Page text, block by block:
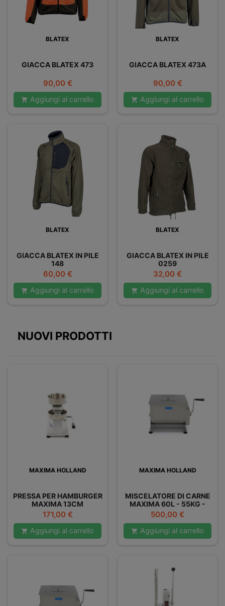
BLATEX
GIACCA BLATEX 473
Prezzo
90,00 €
 Aggiungi al carrello
BLATEX
GIACCA BLATEX 473A
Prezzo
90,00 €
 Aggiungi al carrello
BLATEX
GIACCA BLATEX IN PILE
148
Prezzo
60,00 €
 Aggiungi al carrello
BLATEX
GIACCA BLATEX IN PILE
0259
Prezzo
32,00 €
 Aggiungi al carrello
NUOVI PRODOTTI
MAXIMA HOLLAND
PRESSA PER HAMBURGER
MAXIMA 13CM
Prezzo
171,00 €
 Aggiungi al carrello
MAXIMA HOLLAND
MISCELATORE DI CARNE
MAXIMA 60L - 55KG -
DOPPIO
Prezzo
500,00 €
 Aggiungi al carrello